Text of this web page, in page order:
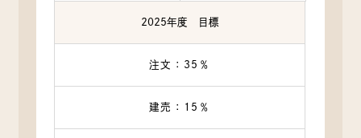
2025年度 目標
注文：35％
建売：15％